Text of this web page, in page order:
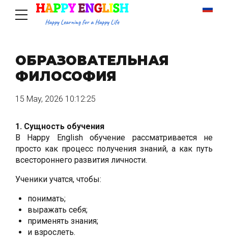
ОБРАЗОВАТЕЛЬНАЯ
ФИЛОСОФИЯ
15 May, 2026 10:12:25
1. Сущность обучения
В Happy English обучение рассматривается не
просто как процесс получения знаний, а как путь
всестороннего развития личности.
Ученики учатся, чтобы:
понимать;
выражать себя;
применять знания;
и взрослеть.